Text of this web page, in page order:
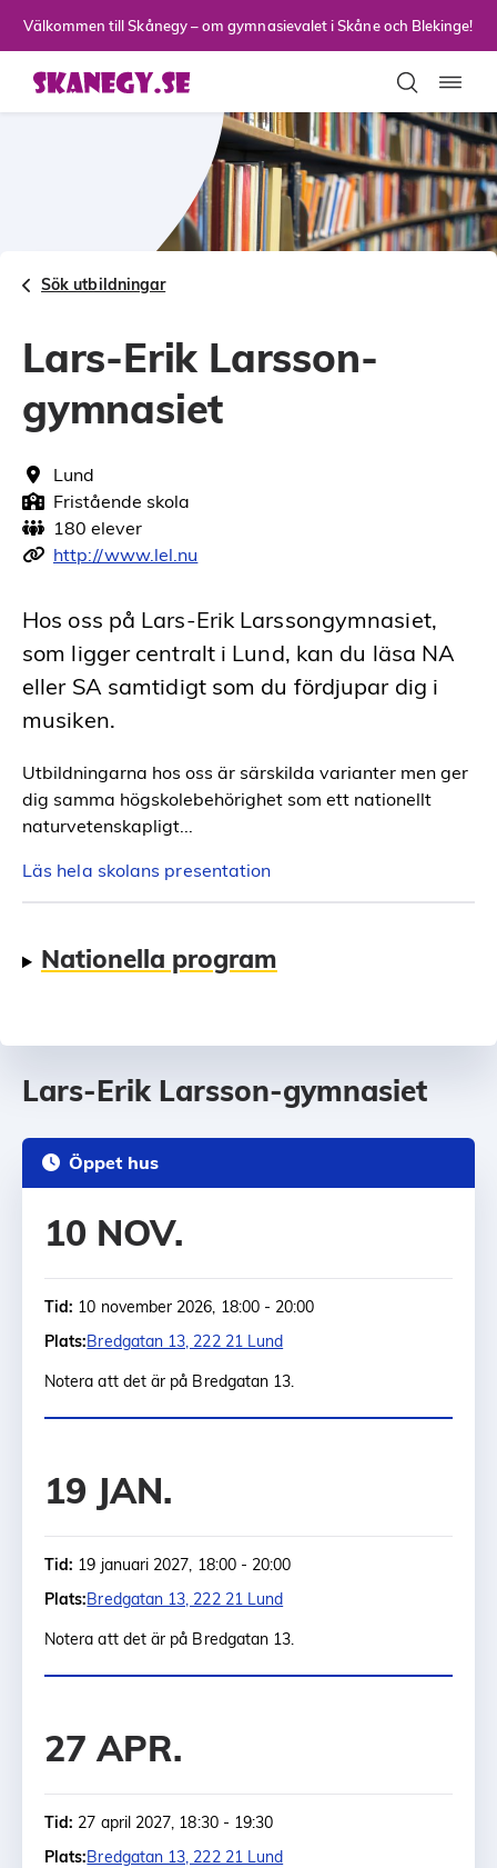
Välkommen till Skånegy – om gymnasievalet i Skåne och Blekinge!
Sök utbildningar
Lars-Erik Larsson-
gymnasiet
Lund
Fristående skola
180 elever
http://www.lel.nu
Hos oss på Lars-Erik Larssongymnasiet,
som ligger centralt i Lund, kan du läsa NA
eller SA samtidigt som du fördjupar dig i
musiken.
Utbildningarna hos oss är särskilda varianter men ger
dig samma högskolebehörighet som ett nationellt
naturvetenskapligt...
Läs hela skolans presentation
Nationella program
Lars-Erik Larsson-gymnasiet
Öppet hus
10 NOV.
Tid: 10 november 2026, 18:00 - 20:00
Plats:Bredgatan 13, 222 21 Lund
Notera att det är på Bredgatan 13.
19 JAN.
Tid: 19 januari 2027, 18:00 - 20:00
Plats:Bredgatan 13, 222 21 Lund
Notera att det är på Bredgatan 13.
27 APR.
Tid: 27 april 2027, 18:30 - 19:30
Plats:Bredgatan 13, 222 21 Lund